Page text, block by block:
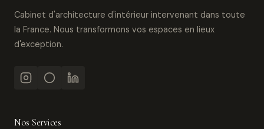
Cabinet d'architecture d'intérieur intervenant dans toute
la France. Nous transformons vos espaces en lieux
d'exception.
Nos Services